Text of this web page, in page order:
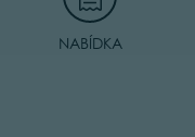
NABÍDKA